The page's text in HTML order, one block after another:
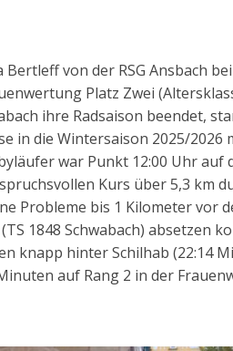
von der RSG Ansbach
Platz Zwei
ihre Radsaison beendet,
in die Wintersaison 2025/2026
war Punkt 12:00 Uhr auf
Kurs über 5,3 km
Probleme bis 1 Kilometer vor
1848 Schwabach) absetzen
knapp hinter Schilhab (22:14
auf Rang 2 in der